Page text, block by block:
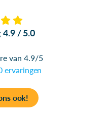
4.9 / 5.0
van 4.9/5
ervaringen
ook!